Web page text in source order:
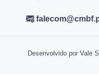
Desenvolvido por Vale